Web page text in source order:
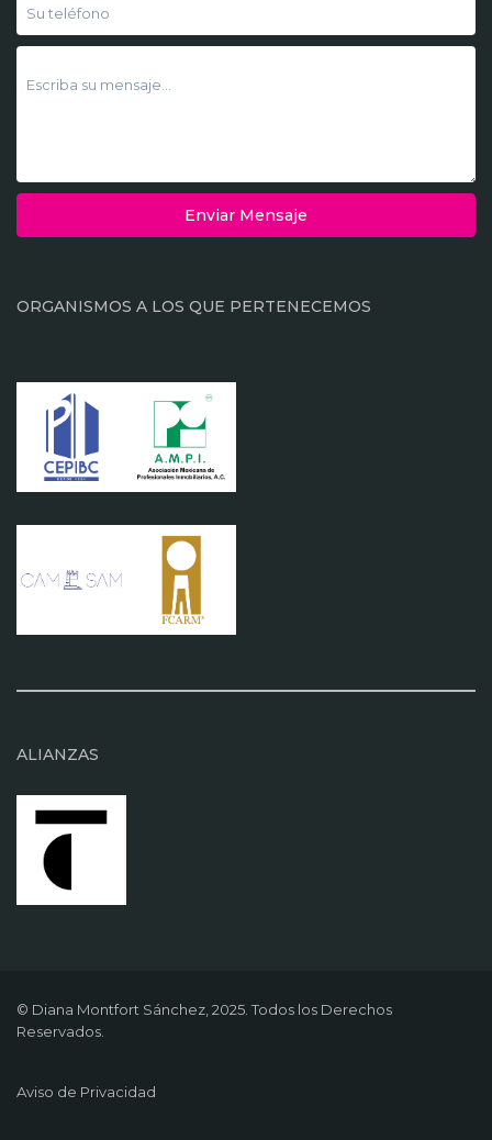
Enviar Mensaje
ORGANISMOS A LOS QUE PERTENECEMOS
ALIANZAS
© Diana Montfort Sánchez, 2025. Todos los Derechos
Reservados.
Aviso de Privacidad